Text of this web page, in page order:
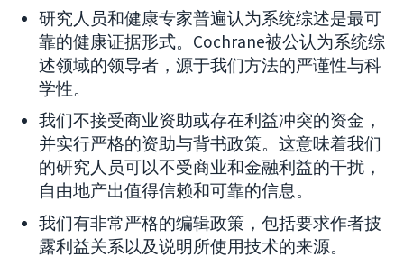
研究人员和健康专家普遍认为系统综述是最可
靠的健康证据形式。Cochrane被公认为系统综
述领域的领导者，源于我们方法的严谨性与科
学性。
我们不接受商业资助或存在利益冲突的资金，
并实行严格的资助与背书政策。这意味着我们
的研究人员可以不受商业和金融利益的干扰，
自由地产出值得信赖和可靠的信息。
我们有非常严格的编辑政策，包括要求作者披
露利益关系以及说明所使用技术的来源。